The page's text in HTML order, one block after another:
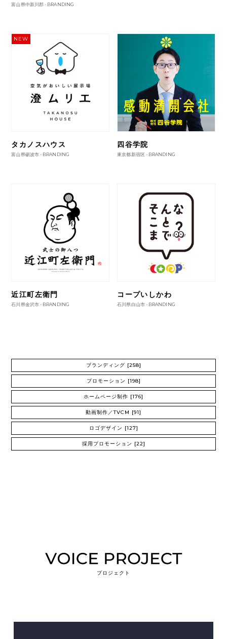
富山県中新川郡 - BRANDING
NEW
タカノスハウス
富山県砺波市 - BRANDING
四谷学院
東京都新宿区 - BRANDING
近江町左衛門
石川県金沢市 - BRANDING
コープいしかわ
石川県白山市 - BRANDING
ブランディング [258]
プロモーション [198]
ホームページ制作 [176]
動画制作／TVCM [91]
ロゴデザイン [127]
採用プロモーション [22]
プロジェクト